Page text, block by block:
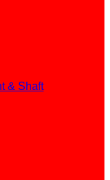
& Shaft